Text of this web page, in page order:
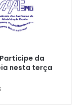
da
nesta terça